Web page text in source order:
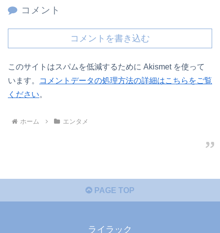
コメント
コメントを書き込む
このサイトはスパムを低減するために Akismet を使って
います。
コメントデータの処理方法の詳細はこちらをご覧
ください。
ホーム エンタメ
PAGE TOP
ライラック